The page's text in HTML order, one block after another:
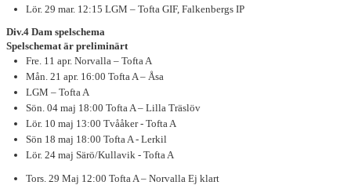
Lör. 29 mar. 12:15 LGM – Tofta GIF, Falkenbergs IP
Div.4 Dam spelschema
Spelschemat är preliminärt
Fre. 11 apr. Norvalla – Tofta A
Mån. 21 apr. 16:00 Tofta A – Åsa
LGM – Tofta A
Sön. 04 maj 18:00 Tofta A – Lilla Träslöv
Lör. 10 maj 13:00 Tvååker - Tofta A
Sön 18 maj 18:00 Tofta A - Lerkil
Lör. 24 maj Särö/Kullavik - Tofta A
Tors. 29 Maj 12:00 Tofta A – Norvalla Ej klart